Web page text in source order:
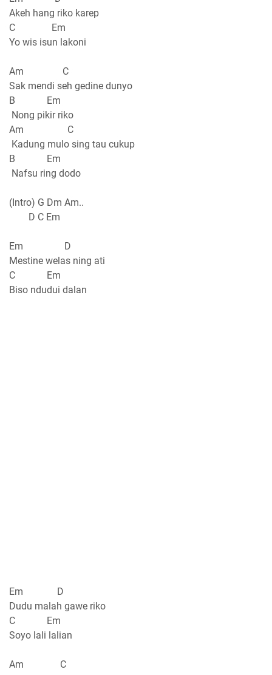
Akeh hang riko karep
C Em
Yo wis isun lakoni
Am C
Sak mendi seh gedine dunyo
B Em
Nong pikir riko
Am C
Kadung mulo sing tau cukup
B Em
Nafsu ring dodo
(Intro) G Dm Am..
D C Em
Em D
Mestine welas ning ati
C Em
Biso ndudui dalan
Em D
Dudu malah gawe riko
C Em
Soyo lali lalian
Am C